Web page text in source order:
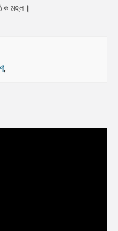
মহল।
,